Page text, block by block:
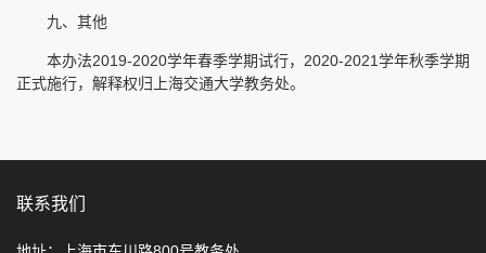
九、其他
本办法2019-2020学年春季学期试行，2020-2021学年秋季学期
正式施行，解释权归上海交通大学教务处。
联系我们